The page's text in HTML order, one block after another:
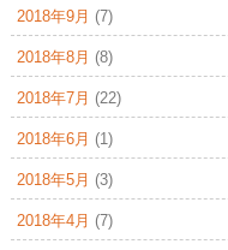
2018年9月 (7)
2018年8月 (8)
2018年7月 (22)
2018年6月 (1)
2018年5月 (3)
2018年4月 (7)